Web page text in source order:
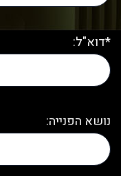
*דוא"ל:
נושא הפנייה: